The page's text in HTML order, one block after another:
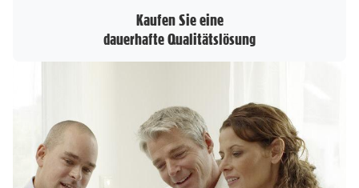
Kaufen Sie eine
dauerhafte Qualitätslösung